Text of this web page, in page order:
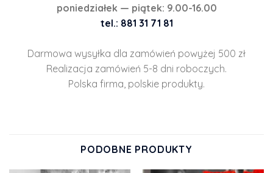
poniedziałek — piątek: 9.00-16.00
tel.: 881 31 71 81
Darmowa wysyłka dla zamówień powyżej 500 zł
Realizacja zamówień 5-8 dni roboczych.
Polska firma, polskie produkty.
PODOBNE PRODUKTY